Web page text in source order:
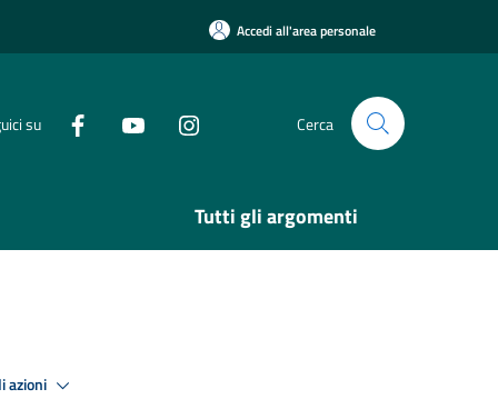
Accedi all'area personale
su Cerca
Tutti gli argomenti
azioni